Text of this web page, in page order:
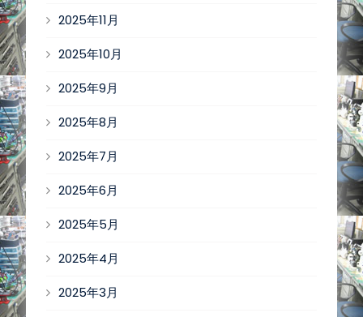
2025年11月
2025年10月
2025年9月
2025年8月
2025年7月
2025年6月
2025年5月
2025年4月
2025年3月